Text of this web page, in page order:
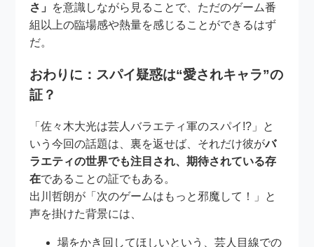
さ」 を意識しながら見ることで、ただのゲーム番
組以上の臨場感や熱量を感じることができるはず
だ。
おわりに：スパイ疑惑は“愛されキャラ”の
証？
「佐々木大光は芸人バラエティ軍のスパイ!?」と
いう今回の話題は、裏を返せば、それだけ彼がバ
ラエティの世界でも注目され、期待されている存
在であることの証でもある。
出川哲朗が「次のゲームはもっと邪魔して！」と
声を掛けた背景には、
場をかき回してほしいという、芸人目線での